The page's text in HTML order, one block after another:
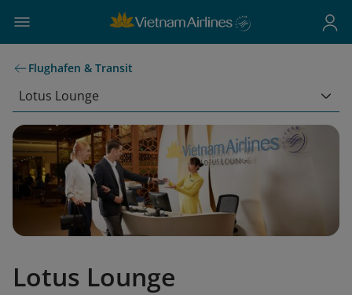
Flughafen & Transit
Lotus Lounge
Lotus Lounge